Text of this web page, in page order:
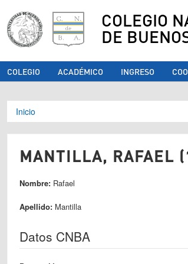
COLEGIO
DE
COLEGIO ACADÉMICO INGRESO
Se encuentra usted
Inicio
MANTILLA, RAFAEL
Nombre: Rafael
Apellido: Mantilla
Datos CNBA